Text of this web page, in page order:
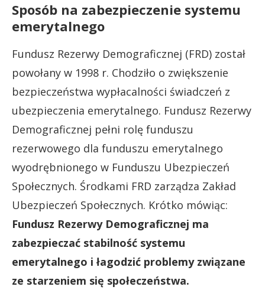
Sposób na zabezpieczenie systemu
emerytalnego
Fundusz Rezerwy Demograficznej (FRD) został
powołany w 1998 r. Chodziło o zwiększenie
bezpieczeństwa wypłacalności świadczeń z
ubezpieczenia emerytalnego. Fundusz Rezerwy
Demograficznej pełni rolę funduszu
rezerwowego dla funduszu emerytalnego
wyodrębnionego w Funduszu Ubezpieczeń
Społecznych. Środkami FRD zarządza Zakład
Ubezpieczeń Społecznych. Krótko mówiąc:
Fundusz Rezerwy Demograficznej ma
zabezpieczać stabilność systemu
emerytalnego i łagodzić problemy związane
ze starzeniem się społeczeństwa.